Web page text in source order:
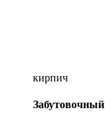
кирпич
Забутовочный